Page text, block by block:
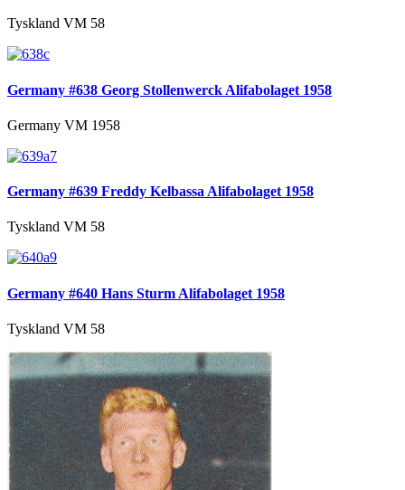
Tyskland VM 58
Germany #638 Georg Stollenwerck Alifabolaget 1958
Germany VM 1958
Germany #639 Freddy Kelbassa Alifabolaget 1958
Tyskland VM 58
Germany #640 Hans Sturm Alifabolaget 1958
Tyskland VM 58